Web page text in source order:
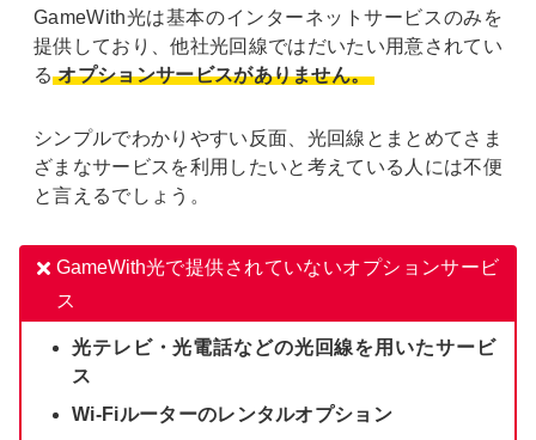
GameWith光は基本のインターネットサービスのみを
提供しており、他社光回線ではだいたい用意されてい
る オプションサービスがありません。
シンプルでわかりやすい反面、光回線とまとめてさま
ざまなサービスを利用したいと考えている人には不便
と言えるでしょう。
GameWith光で提供されていないオプションサービ
ス
光テレビ・光電話などの光回線を用いたサービ
ス
Wi-Fiルーターのレンタルオプション